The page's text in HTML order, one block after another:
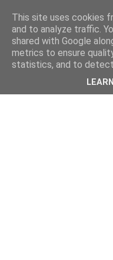
This site uses cookies
and to analyze traffic.
shared with Google
metrics to ensure
statistics, and to detect